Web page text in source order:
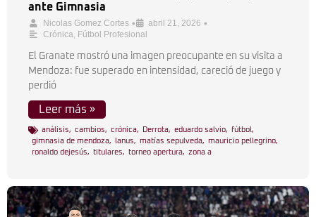
ante Gimnasia
Nicolas Gomez Cortes • abril 21, 2026 •
Crónica, Fútbol Profesional
El Granate mostró una imagen preocupante en su visita a
Mendoza: fue superado en intensidad, careció de juego y
perdió
Leer más »
análisis, cambios, crónica, Derrota, eduardo salvio, fútbol ,
gimnasia de mendoza, lanus, matías sepulveda, mauricio pellegrino,
ronaldo dejesús, titulares, torneo apertura, zona a